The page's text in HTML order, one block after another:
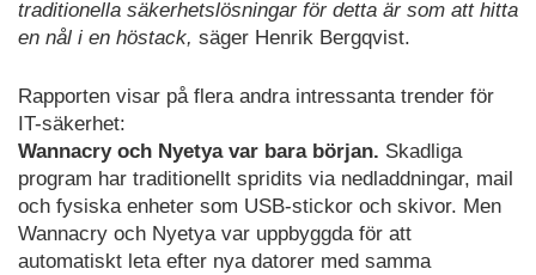
traditionella säkerhetslösningar för detta är som att hitta
en nål i en höstack, säger Henrik Bergqvist.
Rapporten visar på flera andra intressanta trender för
IT-säkerhet:
Wannacry och Nyetya var bara början. Skadliga
program har traditionellt spridits via nedladdningar, mail
och fysiska enheter som USB-stickor och skivor. Men
Wannacry och Nyetya var uppbyggda för att
automatiskt leta efter nya datorer med samma